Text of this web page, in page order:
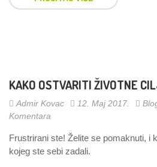
KAKO OSTVARITI ŽIVOTNE
Admir Kovac 12. Maj 2017.
Komentara
Frustrirani ste! Želite se pomaknuti, i
kojeg ste sebi zadali.